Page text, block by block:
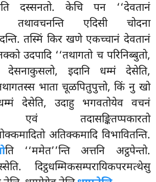
दस्सनतो. केचि पन ‘‘देवतानं
तथावचनन्ति एदिसी चोदना
तस्मिं किर खणे एकच्चानं देवतानं
उदपादि ‘‘तथागतो च परिनिब्बुतो,
इदानि धम्मं देसेति,
भाता चूळपितुपुत्तो, किं नु खो
देसेति, उदाहु भगवतोयेव वचनं
एवं तदासङ्कितप्पकारतो
अतिक्कमादि विभावितन्ति.
ति ‘‘ममेत’’न्ति अत्तनि अट्ठपेन्तो.
दिट्ठधम्मिकसम्परायिकपरमत्थेसु